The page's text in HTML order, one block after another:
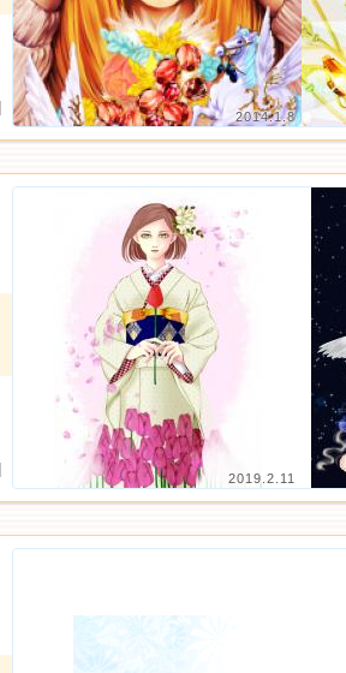
2014.1.8
2019.2.11